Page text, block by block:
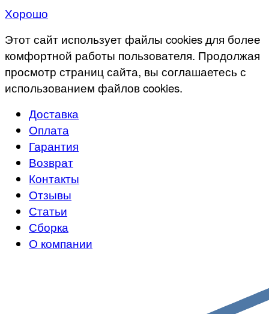
Хорошо
Этот сайт использует файлы cookies для более
комфортной работы пользователя. Продолжая
просмотр страниц сайта, вы соглашаетесь с
использованием файлов cookies.
Доставка
Оплата
Гарантия
Возврат
Контакты
Отзывы
Статьи
Сборка
О компании